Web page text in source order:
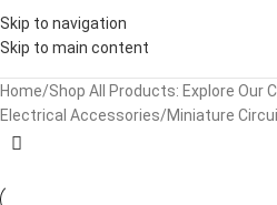
Skip to navigation
Skip to main content
Home/Shop All Products: Explore Our
Electrical Accessories/Miniature